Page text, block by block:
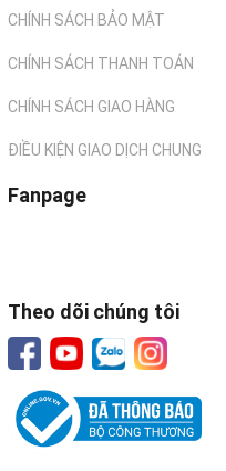
CHÍNH SÁCH BẢO MẬT
CHÍNH SÁCH THANH TOÁN
CHÍNH SÁCH GIAO HÀNG
ĐIỀU KIỆN GIAO DỊCH CHUNG
Fanpage
Theo dõi chúng tôi